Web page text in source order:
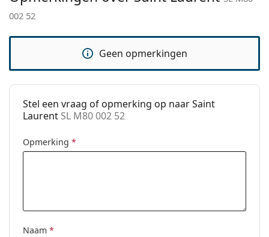
Het is een medisch hulpmiddel. Lees de instructies
pads:
Verende
No
accessoires
Reinigingsdoekje: Ja
Geslacht:
Vrouwen
Code:
SL M80 002 52
002 52
Geen opmerkingen
Stel een vraag of opmerking op naar Saint
Laurent SL M80 002 52
Opmerking *
Naam *